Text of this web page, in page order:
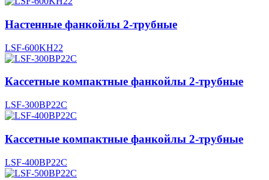
Настенные фанкойлы 2-трубные
LSF-600KH22
Кассетные компактные фанкойлы 2-трубные
LSF-300BP22С
Кассетные компактные фанкойлы 2-трубные
LSF-400BP22С